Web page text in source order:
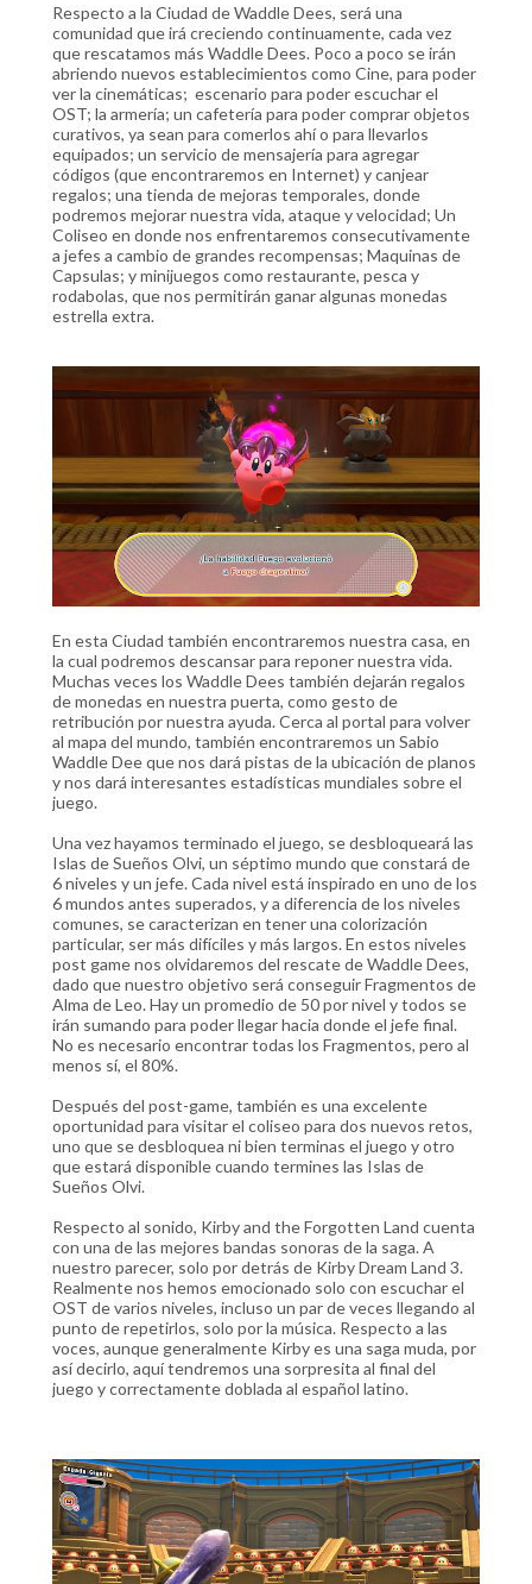
Respecto a la Ciudad de Waddle Dees, será una
comunidad que irá creciendo continuamente, cada vez
que rescatamos más Waddle Dees. Poco a poco se irán
abriendo nuevos establecimientos como Cine, para poder
ver la cinemáticas; escenario para poder escuchar el
OST; la armería; un cafetería para poder comprar objetos
curativos, ya sean para comerlos ahí o para llevarlos
equipados; un servicio de mensajería para agregar
códigos (que encontraremos en Internet) y canjear
regalos; una tienda de mejoras temporales, donde
podremos mejorar nuestra vida, ataque y velocidad; Un
Coliseo en donde nos enfrentaremos consecutivamente
a jefes a cambio de grandes recompensas; Maquinas de
Capsulas; y minijuegos como restaurante, pesca y
rodabolas, que nos permitirán ganar algunas monedas
estrella extra.
En esta Ciudad también encontraremos nuestra casa, en
la cual podremos descansar para reponer nuestra vida.
Muchas veces los Waddle Dees también dejarán regalos
de monedas en nuestra puerta, como gesto de
retribución por nuestra ayuda. Cerca al portal para volver
al mapa del mundo, también encontraremos un Sabio
Waddle Dee que nos dará pistas de la ubicación de planos
y nos dará interesantes estadísticas mundiales sobre el
juego.
Una vez hayamos terminado el juego, se desbloqueará las
Islas de Sueños Olvi, un séptimo mundo que constará de
6 niveles y un jefe. Cada nivel está inspirado en uno de los
6 mundos antes superados, y a diferencia de los niveles
comunes, se caracterizan en tener una colorización
particular, ser más difíciles y más largos. En estos niveles
post game nos olvidaremos del rescate de Waddle Dees,
dado que nuestro objetivo será conseguir Fragmentos de
Alma de Leo. Hay un promedio de 50 por nivel y todos se
irán sumando para poder llegar hacia donde el jefe final.
No es necesario encontrar todas los Fragmentos, pero al
menos sí, el 80%.
Después del post-game, también es una excelente
oportunidad para visitar el coliseo para dos nuevos retos,
uno que se desbloquea ni bien terminas el juego y otro
que estará disponible cuando termines las Islas de
Sueños Olvi.
Respecto al sonido, Kirby and the Forgotten Land cuenta
con una de las mejores bandas sonoras de la saga. A
nuestro parecer, solo por detrás de Kirby Dream Land 3.
Realmente nos hemos emocionado solo con escuchar el
OST de varios niveles, incluso un par de veces llegando al
punto de repetirlos, solo por la música. Respecto a las
voces, aunque generalmente Kirby es una saga muda, por
así decirlo, aquí tendremos una sorpresita al final del
juego y correctamente doblada al español latino.